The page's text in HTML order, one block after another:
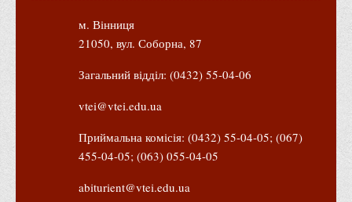
Етичний кодекс здобувача вищої освіти
IP дайджест для студентів: про захист прав інтелектуальної
Система управління навчанням
Розклади, графіки
Розклад дзвінків
Розклад занять і сесій
м. Вінниця
21050, вул. Соборна, 87
Загальний відділ: (0432) 55-04-06
vtei@vtei.edu.ua
Приймальна комісія: (0432) 55-04-05; (067)
455-04-05; (063) 055-04-05
abiturient@vtei.edu.ua